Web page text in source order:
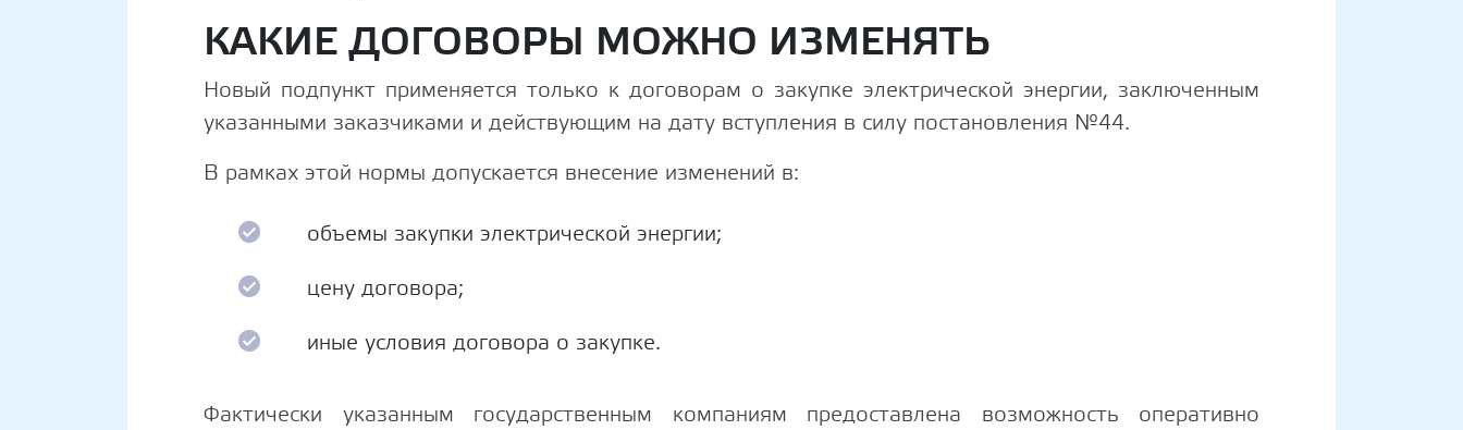
КАКИЕ ДОГОВОРЫ МОЖНО ИЗМЕНЯТЬ
Новый подпункт применяется только к договорам о закупке электрической энергии, заключенным
указанными заказчиками и действующим на дату вступления в силу постановления №44.
В рамках этой нормы допускается внесение изменений в:
объемы закупки электрической энергии;
цену договора;
иные условия договора о закупке.
Фактически указанным государственным компаниям предоставлена возможность оперативно